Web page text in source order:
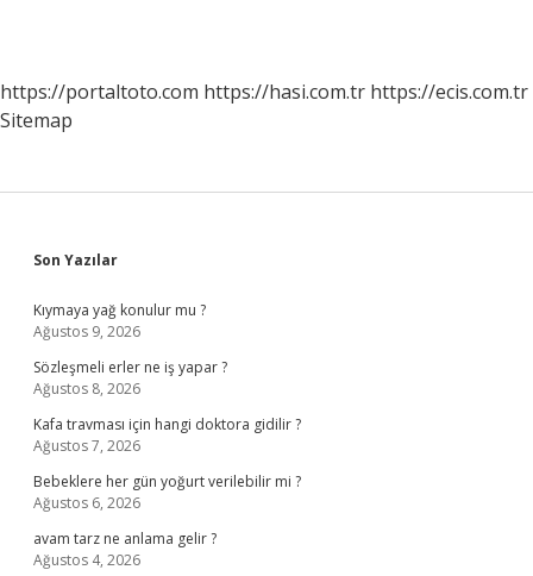
https://portaltoto.com https://hasi.com.tr https://ecis.com.tr
Sitemap
Sidebar
Son Yazılar
Kıymaya yağ konulur mu ?
Ağustos 9, 2026
Sözleşmeli erler ne iş yapar ?
Ağustos 8, 2026
Kafa travması için hangi doktora gidilir ?
Ağustos 7, 2026
Bebeklere her gün yoğurt verilebilir mi ?
Ağustos 6, 2026
avam tarz ne anlama gelir ?
Ağustos 4, 2026